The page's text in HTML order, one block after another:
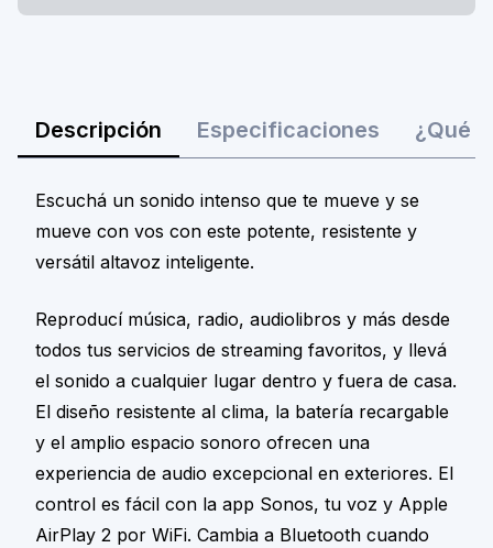
Descripción Especificaciones ¿Qué
Escuchá un sonido intenso que te mueve y se
mueve con vos con este potente, resistente y
versátil altavoz inteligente.
Reproducí música, radio, audiolibros y más desde
todos tus servicios de streaming favoritos, y llevá
el sonido a cualquier lugar dentro y fuera de casa.
El diseño resistente al clima, la batería recargable
y el amplio espacio sonoro ofrecen una
experiencia de audio excepcional en exteriores. El
control es fácil con la app Sonos, tu voz y Apple
AirPlay 2 por WiFi. Cambia a Bluetooth cuando